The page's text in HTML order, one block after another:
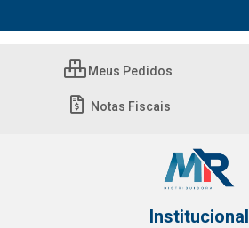
Meus Pedidos
Notas Fiscais
Institucional